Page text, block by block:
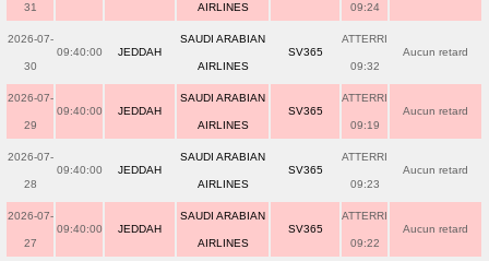
31 AIRLINES 09:24
2026-07-
30
09:40:00 JEDDAH
SAUDI ARABIAN
AIRLINES
SV365
ATTERRI
09:32
Aucun retard
2026-07-
29
09:40:00 JEDDAH
SAUDI ARABIAN
AIRLINES
SV365
ATTERRI
09:19
Aucun retard
2026-07-
28
09:40:00 JEDDAH
SAUDI ARABIAN
AIRLINES
SV365
ATTERRI
09:23
Aucun retard
2026-07-
27
09:40:00 JEDDAH
SAUDI ARABIAN
AIRLINES
SV365
ATTERRI
09:22
Aucun retard